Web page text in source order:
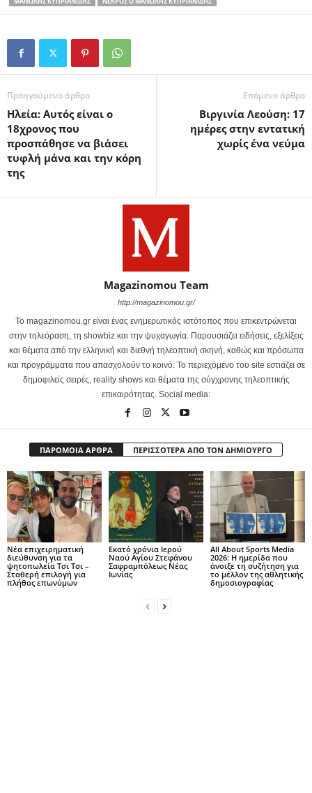
Προηγούμενο άρθρο
Ηλεία: Αυτός είναι ο
18χρονος που
προσπάθησε να βιάσει
τυφλή μάνα και την κόρη
της
Επόμενο άρθρο
Βιργινία Λεούση: 17
ημέρες στην εντατική
χωρίς ένα νεύμα
Magazinomou Team
http://magazinomou.gr/
Το magazinomou.gr είναι ένας ενημερωτικός ιστότοπος που επικεντρώνεται
στην τηλεόραση, τη showbiz και την ψυχαγωγία. Παρουσιάζει ειδήσεις, εξελίξεις
και θέματα από την ελληνική και διεθνή τηλεοπτική σκηνή, καθώς και πρόσωπα
και προγράμματα που απασχολούν το κοινό. Το περιεχόμενο του site εστιάζει σε
δημοφιλείς σειρές, reality shows και θέματα της σύγχρονης τηλεοπτικής
επικαιρότητας. Social media:
ΠΑΡΟΜΟΙΑ ΑΡΘΡΑ ΠΕΡΙΣΣΟΤΕΡΑ ΑΠΟ ΤΟΝ ΔΗΜΙΟΥΡΓΟ
Νέα επιχειρηματική
διεύθυνση για τα
ψητοπωλεία Τσι Τσι –
Σταθερή επιλογή για
πλήθος επωνύμων
Εκατό χρόνια Ιερού
Ναού Αγίου Στεφάνου
Σαφραμπόλεως Νέας
Ιωνίας
All About Sports Media
2026: Η ημερίδα που
άνοιξε τη συζήτηση για
το μέλλον της αθλητικής
δημοσιογραφίας